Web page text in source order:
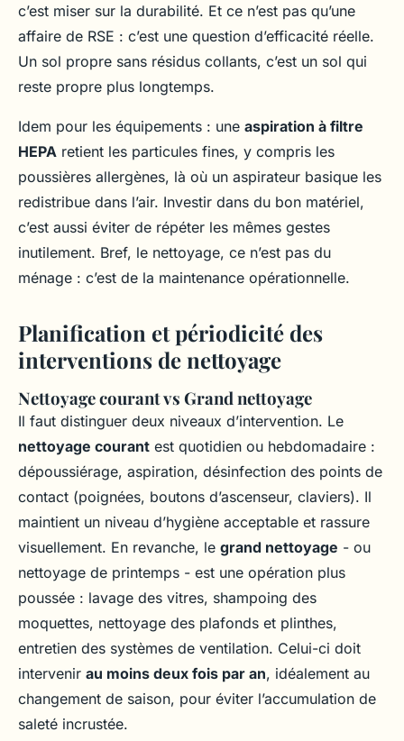
c’est miser sur la durabilité. Et ce n’est pas qu’une
affaire de RSE : c’est une question d’efficacité réelle.
Un sol propre sans résidus collants, c’est un sol qui
reste propre plus longtemps.
Idem pour les équipements : une aspiration à filtre
HEPA retient les particules fines, y compris les
poussières allergènes, là où un aspirateur basique les
redistribue dans l’air. Investir dans du bon matériel,
c’est aussi éviter de répéter les mêmes gestes
inutilement. Bref, le nettoyage, ce n’est pas du
ménage : c’est de la maintenance opérationnelle.
Planification et périodicité des
interventions de nettoyage
Nettoyage courant vs Grand nettoyage
Il faut distinguer deux niveaux d’intervention. Le
nettoyage courant est quotidien ou hebdomadaire :
dépoussiérage, aspiration, désinfection des points de
contact (poignées, boutons d’ascenseur, claviers). Il
maintient un niveau d’hygiène acceptable et rassure
visuellement. En revanche, le grand nettoyage - ou
nettoyage de printemps - est une opération plus
poussée : lavage des vitres, shampoing des
moquettes, nettoyage des plafonds et plinthes,
entretien des systèmes de ventilation. Celui-ci doit
intervenir au moins deux fois par an, idéalement au
changement de saison, pour éviter l’accumulation de
saleté incrustée.